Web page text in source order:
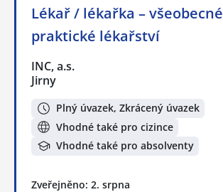
Lékař / lékařka – všeobecné
praktické lékařství
INC, a.s.
Jirny
Plný úvazek, Zkrácený úvazek
Vhodné také pro cizince
Vhodné také pro absolventy
Zveřejněno: 2. srpna